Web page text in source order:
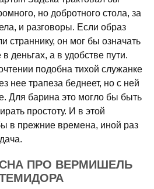
но добротного стола, за
и разговоры. Если образ
страннику, он мог бы означать
деньгах, а в удобстве пути.
подобна тихой служанке
нее трапеза беднеет, но с ней
Для барина это могло бы быть
простоту. И в этой
в прежние времена, иной раз
ПРО ВЕРМИШЕЛЬ